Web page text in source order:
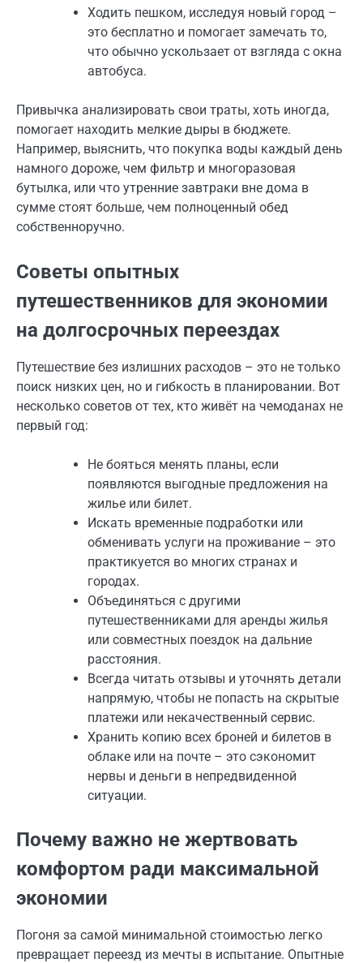
Ходить пешком, исследуя новый город –
это бесплатно и помогает замечать то,
что обычно ускользает от взгляда с окна
автобуса.
Привычка анализировать свои траты, хоть иногда,
помогает находить мелкие дыры в бюджете.
Например, выяснить, что покупка воды каждый день
намного дороже, чем фильтр и многоразовая
бутылка, или что утренние завтраки вне дома в
сумме стоят больше, чем полноценный обед
собственноручно.
Советы опытных
путешественников для экономии
на долгосрочных переездах
Путешествие без излишних расходов – это не только
поиск низких цен, но и гибкость в планировании. Вот
несколько советов от тех, кто живёт на чемоданах не
первый год:
Не бояться менять планы, если
появляются выгодные предложения на
жилье или билет.
Искать временные подработки или
обменивать услуги на проживание – это
практикуется во многих странах и
городах.
Объединяться с другими
путешественниками для аренды жилья
или совместных поездок на дальние
расстояния.
Всегда читать отзывы и уточнять детали
напрямую, чтобы не попасть на скрытые
платежи или некачественный сервис.
Хранить копию всех броней и билетов в
облаке или на почте – это сэкономит
нервы и деньги в непредвиденной
ситуации.
Почему важно не жертвовать
комфортом ради максимальной
экономии
Погоня за самой минимальной стоимостью легко
превращает переезд из мечты в испытание. Опытные